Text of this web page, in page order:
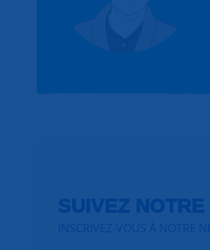
SUIVEZ
INSCRIVEZ-VOUS À NOTRE